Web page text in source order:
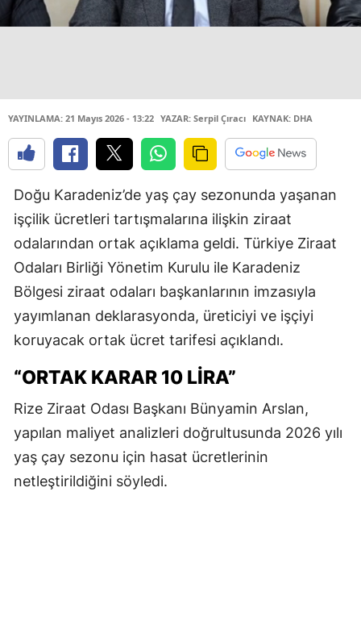
YAYINLAMA: 21 Mayıs 2026 - 13:22 YAZAR: Serpil Çıracı KAYNAK: DHA
Doğu Karadeniz’de yaş çay sezonunda yaşanan
işçilik ücretleri tartışmalarına ilişkin ziraat
odalarından ortak açıklama geldi. Türkiye Ziraat
Odaları Birliği Yönetim Kurulu ile Karadeniz
Bölgesi ziraat odaları başkanlarının imzasıyla
yayımlanan deklarasyonda, üreticiyi ve işçiyi
koruyacak ortak ücret tarifesi açıklandı.
“ORTAK KARAR 10 LIRA”
Rize Ziraat Odası Başkanı Bünyamin Arslan,
yapılan maliyet analizleri doğrultusunda 2026 yılı
yaş çay sezonu için hasat ücretlerinin
netleştirildiğini söyledi.